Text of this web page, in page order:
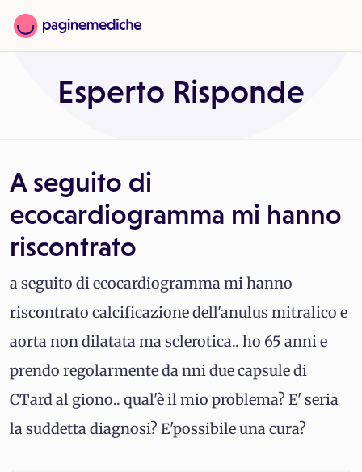
Esperto Risponde
A seguito di
ecocardiogramma mi hanno
riscontrato
a seguito di ecocardiogramma mi hanno
riscontrato calcificazione dell'anulus mitralico e
aorta non dilatata ma sclerotica.. ho 65 anni e
prendo regolarmente da nni due capsule di
CTard al giono.. qual'è il mio problema? E' seria
la suddetta diagnosi? E'possibile una cura?